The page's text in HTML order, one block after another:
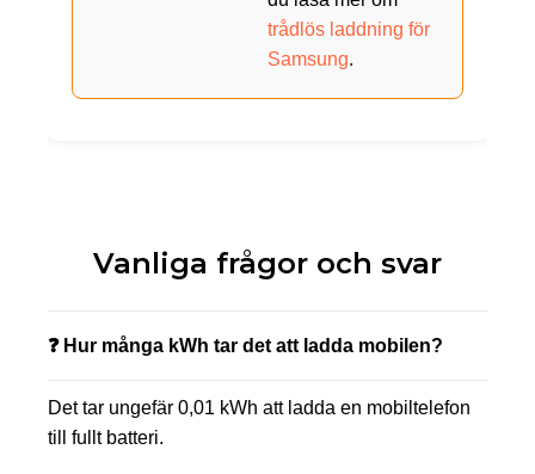
trådlös laddning för
Samsung.
Vanliga frågor och svar
❓ Hur många kWh tar det att ladda mobilen?
Det tar ungefär 0,01 kWh att ladda en mobiltelefon
till fullt batteri.